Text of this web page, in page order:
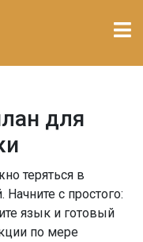
для
теряться в
с простого:
язык и готовый
по мере